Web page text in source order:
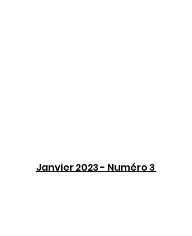
Janvier 2023 - Numéro 3